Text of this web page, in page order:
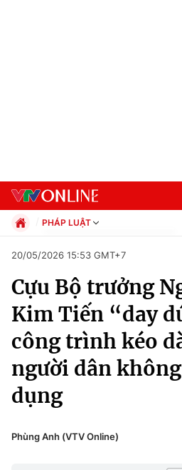
Chuyên mục
Chính trị
Xã hội
Pháp luật
PHÁP LUẬT
Xã hội
Pháp luật
Kinh tế
Thể thao
Truyền hình
Văn hóa - Giải trí
Y tế
Đời sống
Công nghệ
Giáo dục
20/05/2026 15:53 GMT+7
Cựu Bộ trưởng
Kim Tiến “day
công trình kéo
người dân
dụng
Phùng Anh (VTV Online)